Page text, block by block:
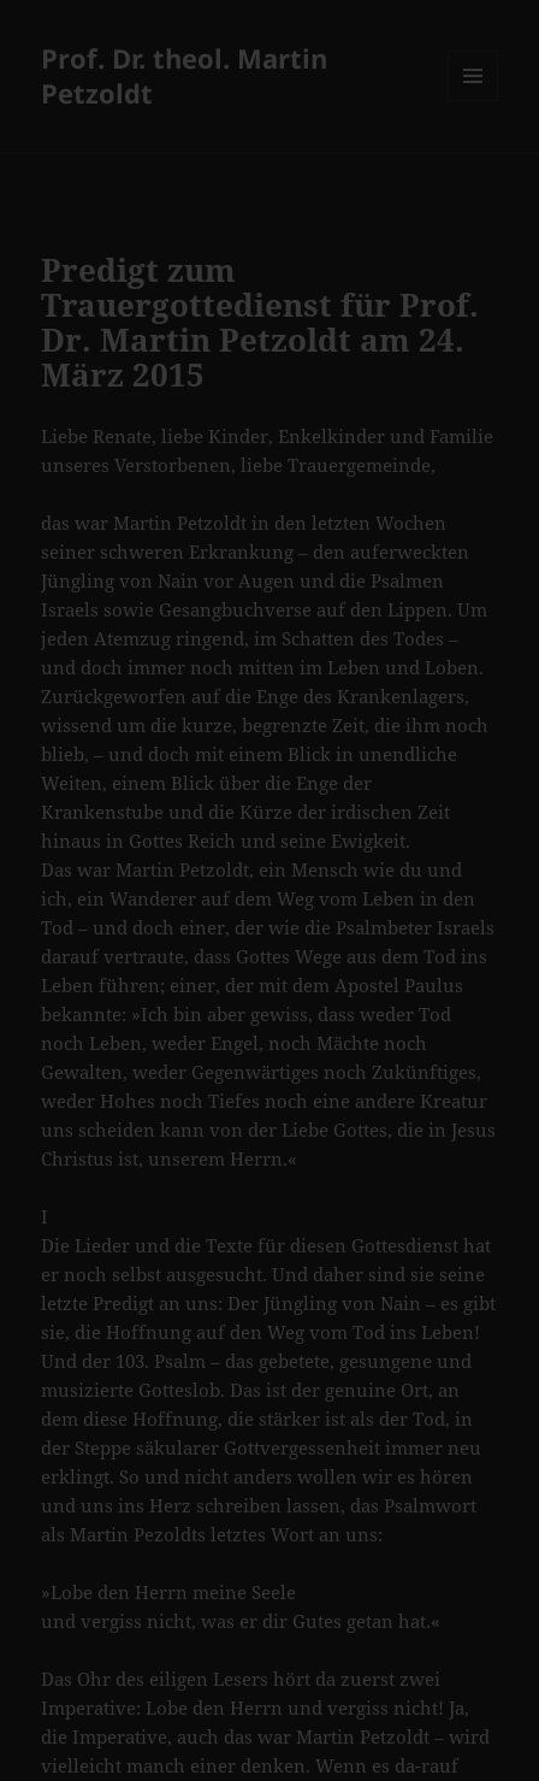
Prof. Dr. theol. Martin
Petzoldt
Predigt zum
Trauergottedienst für Prof.
Dr. Martin Petzoldt am 24.
März 2015
Liebe Renate, liebe Kinder, Enkelkinder und Familie
unseres Verstorbenen, liebe Trauergemeinde,
das war Martin Petzoldt in den letzten Wochen
seiner schweren Erkrankung – den auferweckten
Jüngling von Nain vor Augen und die Psalmen
Israels sowie Gesangbuchverse auf den Lippen. Um
jeden Atemzug ringend, im Schatten des Todes –
und doch immer noch mitten im Leben und Loben.
Zurückgeworfen auf die Enge des Krankenlagers,
wissend um die kurze, begrenzte Zeit, die ihm noch
blieb, – und doch mit einem Blick in unendliche
Weiten, einem Blick über die Enge der
Krankenstube und die Kürze der irdischen Zeit
hinaus in Gottes Reich und seine Ewigkeit.
Das war Martin Petzoldt, ein Mensch wie du und
ich, ein Wanderer auf dem Weg vom Leben in den
Tod – und doch einer, der wie die Psalmbeter Israels
darauf vertraute, dass Gottes Wege aus dem Tod ins
Leben führen; einer, der mit dem Apostel Paulus
bekannte: »Ich bin aber gewiss, dass weder Tod
noch Leben, weder Engel, noch Mächte noch
Gewalten, weder Gegenwärtiges noch Zukünftiges,
weder Hohes noch Tiefes noch eine andere Kreatur
uns scheiden kann von der Liebe Gottes, die in Jesus
Christus ist, unserem Herrn.«
I
Die Lieder und die Texte für diesen Gottesdienst hat
er noch selbst ausgesucht. Und daher sind sie seine
letzte Predigt an uns: Der Jüngling von Nain – es gibt
sie, die Hoffnung auf den Weg vom Tod ins Leben!
Und der 103. Psalm – das gebetete, gesungene und
musizierte Gotteslob. Das ist der genuine Ort, an
dem diese Hoffnung, die stärker ist als der Tod, in
der Steppe säkularer Gottvergessenheit immer neu
erklingt. So und nicht anders wollen wir es hören
und uns ins Herz schreiben lassen, das Psalmwort
als Martin Pezoldts letztes Wort an uns:
»Lobe den Herrn meine Seele
und vergiss nicht, was er dir Gutes getan hat.«
Das Ohr des eiligen Lesers hört da zuerst zwei
Imperative: Lobe den Herrn und vergiss nicht! Ja,
die Imperative, auch das war Martin Petzoldt – wird
vielleicht manch einer denken. Wenn es da-rauf